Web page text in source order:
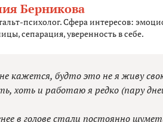
Берникова
психолог. Сфера интересов:
сепарация, уверенность в себе.
кажется, будто это не я живу
хоть и работаю я редко (пару
в голове стали постоянно